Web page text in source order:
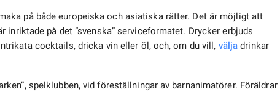
på både europeiska och asiatiska rätter. Det är möjligt att
inriktade på det ”svenska” serviceformatet. Drycker erbjuds
cocktails, dricka vin eller öl, och, om du vill, välja drinkar
spelklubben, vid föreställningar av barnanimatörer. Föräldrar